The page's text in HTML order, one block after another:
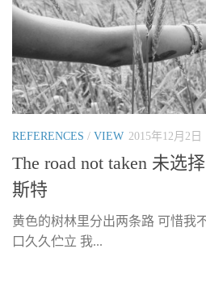
REFERENCES / VIEW 2015年12月2日
The road not taken 未选
斯特
黄色的树林里分出两条路 可惜我
口久久伫立 我...